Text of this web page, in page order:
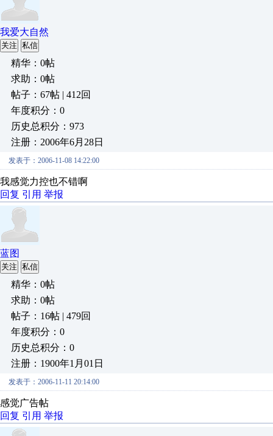
我爱大自然
关注 私信
精华：0帖
求助：0帖
帖子：67帖 | 412回
年度积分：0
历史总积分：973
注册：2006年6月28日
发表于：2006-11-08 14:22:00
我感觉力控也不错啊
回复 引用 举报
蓝图
关注 私信
精华：0帖
求助：0帖
帖子：16帖 | 479回
年度积分：0
历史总积分：0
注册：1900年1月01日
发表于：2006-11-11 20:14:00
感觉广告帖
回复 引用 举报